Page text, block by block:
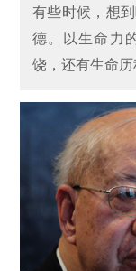
有些时候，想
德。以生命力
饶，还有生命